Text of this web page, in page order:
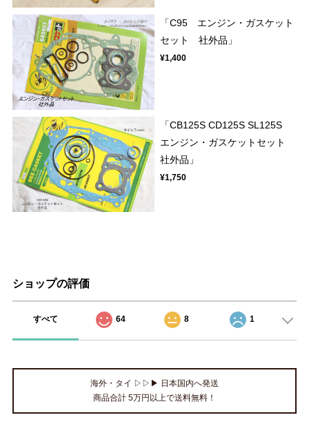
「C95 エンジン・ガスケット
セット 社外品」
¥1,400
「CB125S CD125S SL125S
エンジン・ガスケットセット
社外品」
¥1,750
ショップの評価
すべて 64 8 1
海外・タイ ▷▷▶ 日本国内へ発送
商品合計 5万円以上で送料無料！